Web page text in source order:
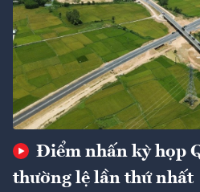
Điểm nhấn kỳ họp
thường lệ lần thứ nhất